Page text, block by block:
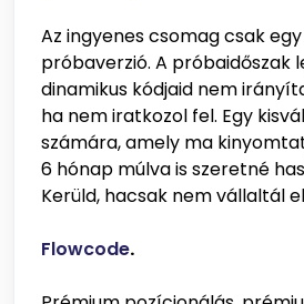
Az ingyenes csomag csak
próbaverzió. A próbaidőszak
dinamikus kódjaid nem
ha nem iratkozol fel. Egy
számára, amely ma
6 hónap múlva is szeretné
Kerüld, hacsak nem vállaltál
Flowcode.